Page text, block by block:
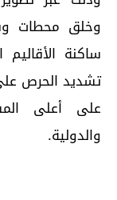
وخلق محطات
ساكنة
تشديد الحرص على
على أعلى
والدولية.